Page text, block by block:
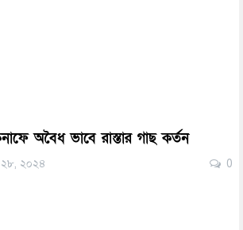
অবৈধ ভাবে রাস্তার গাছ কর্তন
২০২৪ 0